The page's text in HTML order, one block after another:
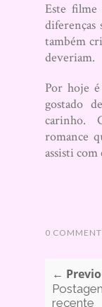
Este filme
diferenças
também
deveriam.
Por hoje é
gostado
carinho.
romance
assisti
0
←
recente